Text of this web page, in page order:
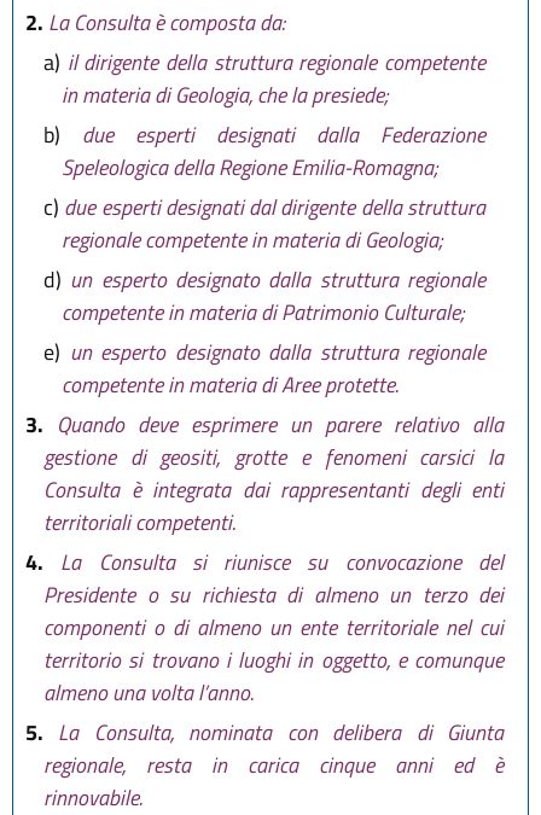
2. La Consulta è composta da:
a) il dirigente della struttura regionale competente
in materia di Geologia, che la presiede;
b)
due esperti designati dalla Federazione
Speleologica della Regione Emilia-Romagna;
c) due esperti designati dal dirigente della struttura
regionale competente in materia di Geologia;
d) un esperto designato dalla struttura regionale
competente in materia di Patrimonio Culturale;
e) un esperto designato dalla struttura regionale
competente in materia di Aree protette.
3. Quando deve esprimere un parere relativo alla
gestione di geositi, grotte e fenomeni carsici la
Consulta è integrata dai rappresentanti degli enti
territoriali competenti.
4. La Consulta si riunisce su convocazione del
Presidente o su richiesta di almeno un terzo dei
componenti o di almeno un ente territoriale nel cui
territorio si trovano i luoghi in oggetto, e comunque
almeno una volta l’anno.
5. La Consulta, nominata con delibera di Giunta
regionale, resta in carica cinque anni ed è
rinnovabile.